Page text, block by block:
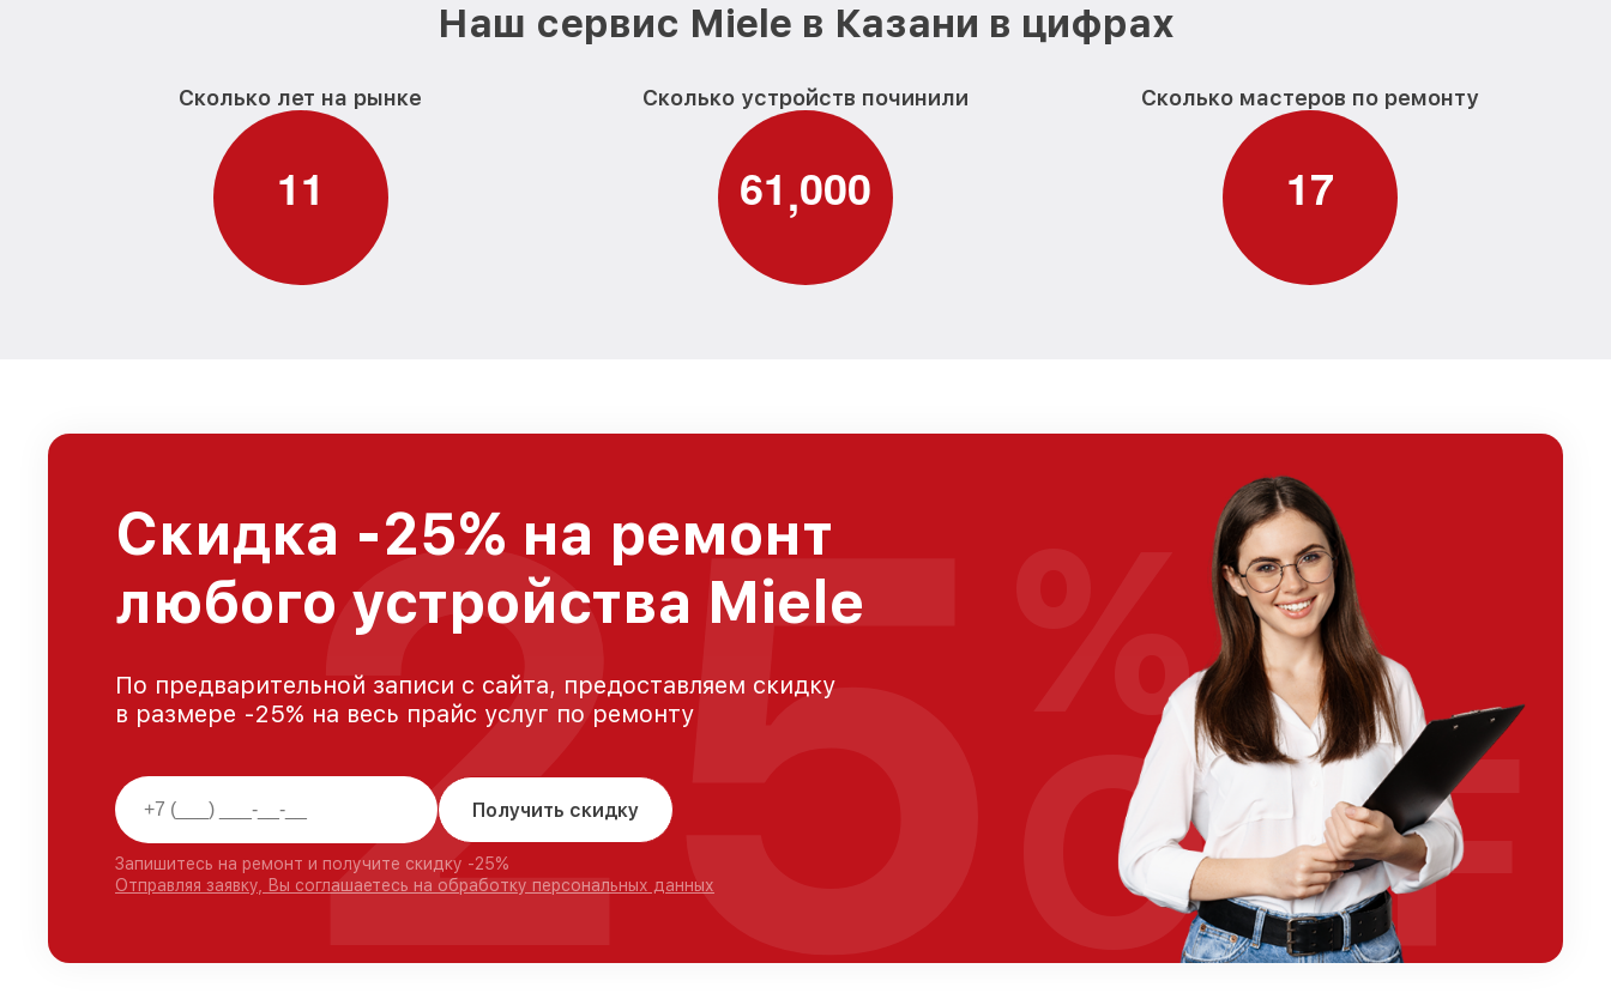
Наш сервис Miele в Казани в цифрах
Сколько лет на рынке
11
Сколько устройств починили
61,000
Сколько мастеров по ремонту
17
Скидка -25% на ремонт
любого устройства Miele
По предварительной записи с сайта, предоставляем скидку
в размере -25% на весь прайс услуг по ремонту
Получить скидку
Запишитесь на ремонт и получите скидку -25%
Отправляя заявку, Вы соглашаетесь на обработку персональных данных
25 %
OFF